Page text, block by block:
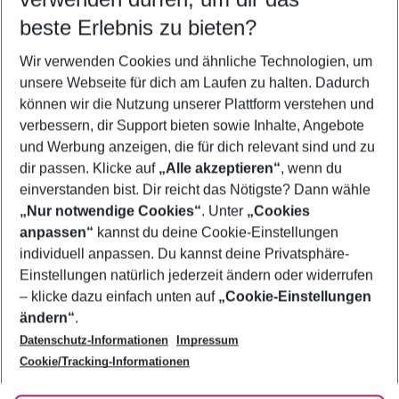
5-8 Nächte
2 Erwachsene Keine Kinder
Mehr Filter anzeigen
Footer
Footer navigation
Über uns
AGB
Bestpreisgarantie
Cookie-Einstellungen ändern
Cookie-Richtlinie
Agenturbetreuung
Barrierefreies Reisen
Folge uns
beste Erlebnis zu bieten?
Wir verwenden Cookies und ähnliche Technologien, um
unsere Webseite für dich am Laufen zu halten. Dadurch
können wir die Nutzung unserer Plattform verstehen und
verbessern, dir Support bieten sowie Inhalte, Angebote
und Werbung anzeigen, die für dich relevant sind und zu
dir passen. Klicke auf „Alle akzeptieren“, wenn du
einverstanden bist. Dir reicht das Nötigste? Dann wähle
„Nur notwendige Cookies“. Unter „Cookies
anpassen“ kannst du deine Cookie-Einstellungen
individuell anpassen. Du kannst deine Privatsphäre-
Einstellungen natürlich jederzeit ändern oder widerrufen
– klicke dazu einfach unten auf „Cookie-Einstellungen
ändern“.
Datenschutz-Informationen
Impressum
Cookie/Tracking-Informationen